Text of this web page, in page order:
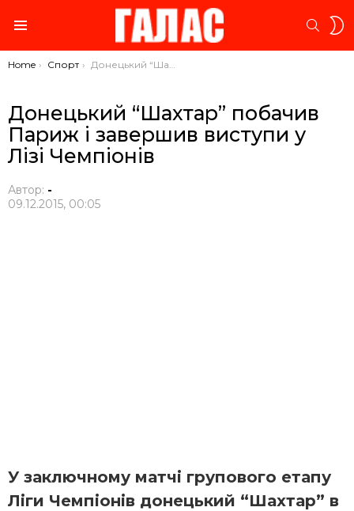
You are here:
Home Спорт Донецький “Шахтар” побачив Париж і завершив виступи у Лізі Чемпіонів
Донецький “Шахтар” побачив
Париж і завершив виступи у
Лізі Чемпіонів
Автор: -
09.12.2015, 00:05
У заключному матчі групового етапу
Ліги Чемпіонів донецький “Шахтар” в